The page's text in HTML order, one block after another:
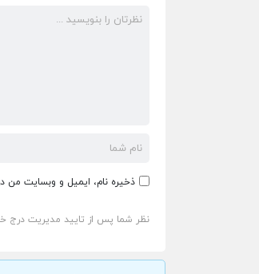
ذخیره نام، ایمیل و وبسایت من
نظر شما پس از تایید مدیریت درج